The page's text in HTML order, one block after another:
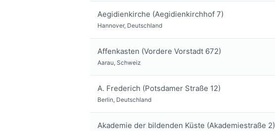
Aegidienkirche (Aegidienkirchhof 7)
Hannover, Deutschland
Affenkasten (Vordere Vorstadt 672)
Aarau, Schweiz
A. Frederich (Potsdamer Straße 12)
Berlin, Deutschland
Akademie der bildenden Küste (Akademiestraße 2)